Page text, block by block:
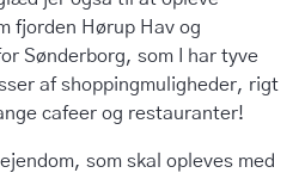
fjorden Hørup Hav og
Sønderborg, som I har tyve
af shoppingmuligheder, rigt
cafeer og restauranter!
som skal opleves med